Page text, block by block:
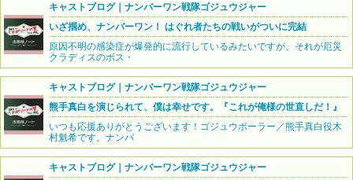
キャストブログ｜ナンバーワン戦隊ゴジュウジャー
いざ掴め、ナンバーワン！ はぐれ者たちの戦いがついに完結
原因不明の感染症が爆発的に流行しているみたいですが、それが厄災
クラディスのボス・
キャストブログ｜ナンバーワン戦隊ゴジュウジャー
熊手真白を演じられて、僕は幸せです。『これが俺様の世直しだ！』
いつも応援ありがとうございます！ゴジュウポーラー／熊手真白役木
村魁希です。ナンバ
キャストブログ｜ナンバーワン戦隊ゴジュウジャー